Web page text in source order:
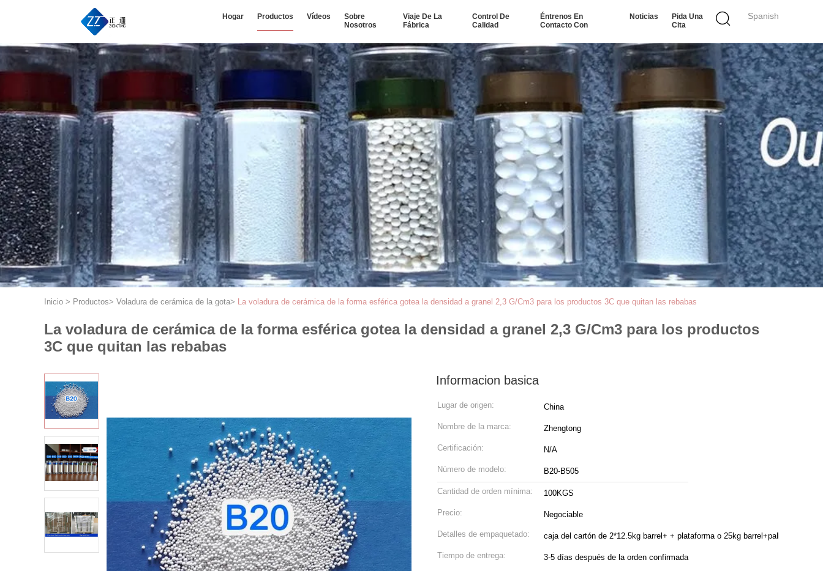
Spanish
Hogar Productos Vídeos
Sobre
Nosotros
Viaje De La
Fábrica
Control De
Calidad
Éntrenos En
Contacto Con
Noticias
Pida Una
Cita
Inicio > Productos> Voladura de cerámica de la gota> La voladura de cerámica de la forma esférica gotea la densidad a granel 2,3 G/Cm3 para los productos 3C que quitan las rebabas
La voladura de cerámica de la forma esférica gotea la densidad a granel 2,3 G/Cm3 para los productos
3C que quitan las rebabas
Informacion basica
Lugar de origen: China
Nombre de la marca: Zhengtong
Certificación: N/A
Número de modelo: B20-B505
Cantidad de orden mínima: 100KGS
Precio: Negociable
Detalles de empaquetado: caja del cartón de 2*12.5kg barrel+ + plataforma o 25kg barrel+pallet
Tiempo de entrega: 3-5 días después de la orden confirmada